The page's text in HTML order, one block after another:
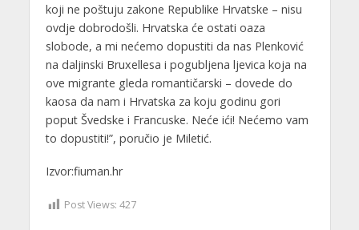
koji ne poštuju zakone Republike Hrvatske – nisu
ovdje dobrodošli. Hrvatska će ostati oaza
slobode, a mi nećemo dopustiti da nas Plenković
na daljinski Bruxellesa i pogubljena ljevica koja na
ove migrante gleda romantičarski – dovede do
kaosa da nam i Hrvatska za koju godinu gori
poput Švedske i Francuske. Neće ići! Nećemo vam
to dopustiti!”, poručio je Miletić.
Izvor:fiuman.hr
Post Views: 427